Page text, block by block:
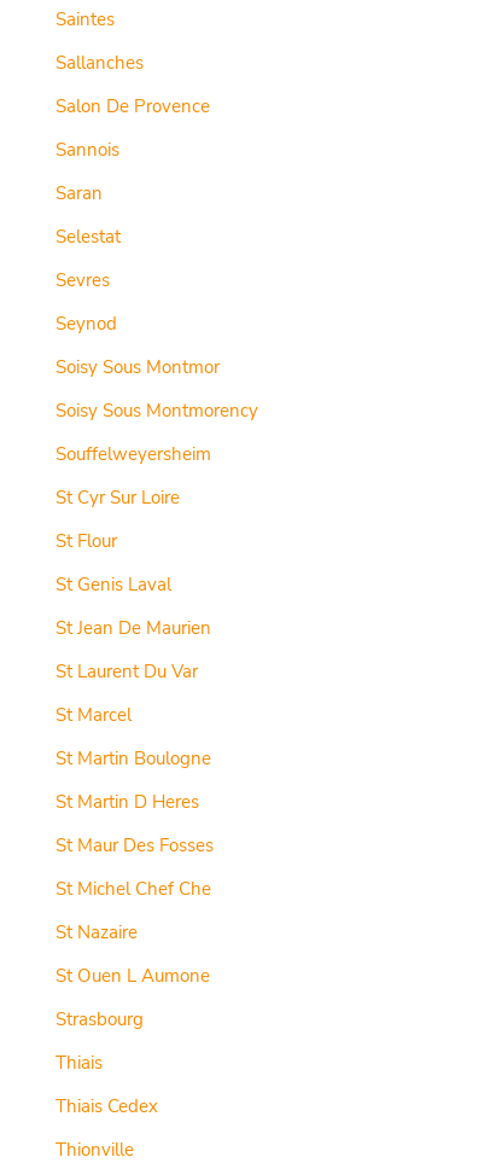
Saintes
Sallanches
Salon De Provence
Sannois
Saran
Selestat
Sevres
Seynod
Soisy Sous Montmor
Soisy Sous Montmorency
Souffelweyersheim
St Cyr Sur Loire
St Flour
St Genis Laval
St Jean De Maurien
St Laurent Du Var
St Marcel
St Martin Boulogne
St Martin D Heres
St Maur Des Fosses
St Michel Chef Che
St Nazaire
St Ouen L Aumone
Strasbourg
Thiais
Thiais Cedex
Thionville